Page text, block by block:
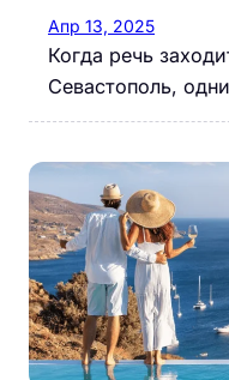
Апр 13, 2025
Когда речь
Севастополь,